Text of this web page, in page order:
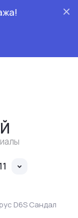
D6S Сандал